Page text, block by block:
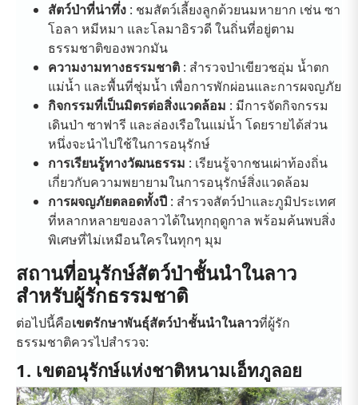
สัตว์ป่าที่น่าทึ่ง : ชมสัตว์เลี้ยงลูกด้วยนมหายาก เช่น ซา
โอลา หมีหมา และโลมาอิรวดี ในถิ่นที่อยู่ตาม
ธรรมชาติของพวกมัน
ความงามทางธรรมชาติ : สำรวจป่าเขียวชอุ่ม น้ำตก
แม่น้ำ และพื้นที่ชุ่มน้ำ เพื่อการพักผ่อนและการผจญภัย
กิจกรรมที่เป็นมิตรต่อสิ่งแวดล้อม : มีการจัดกิจกรรม
เดินป่า ซาฟารี และล่องเรือในแม่น้ำ โดยรายได้ส่วน
หนึ่งจะนำไปใช้ในการอนุรักษ์
การเรียนรู้ทางวัฒนธรรม : เรียนรู้จากชนเผ่าท้องถิ่น
เกี่ยวกับความพยายามในการอนุรักษ์สิ่งแวดล้อม
การผจญภัยตลอดทั้งปี : สำรวจสัตว์ป่าและภูมิประเทศ
ที่หลากหลายของลาวได้ในทุกฤดูกาล พร้อมค้นพบสิ่ง
พิเศษที่ไม่เหมือนใครในทุกๆ มุม
สถานที่อนุรักษ์สัตว์ป่าชั้นนำในลาว
สำหรับผู้รักธรรมชาติ
ต่อไปนี้คือเขตรักษาพันธุ์สัตว์ป่าชั้นนำในลาวที่ผู้รัก
ธรรมชาติควรไปสำรวจ:
1. เขตอนุรักษ์แห่งชาติหนามเอ็ทภูลอย